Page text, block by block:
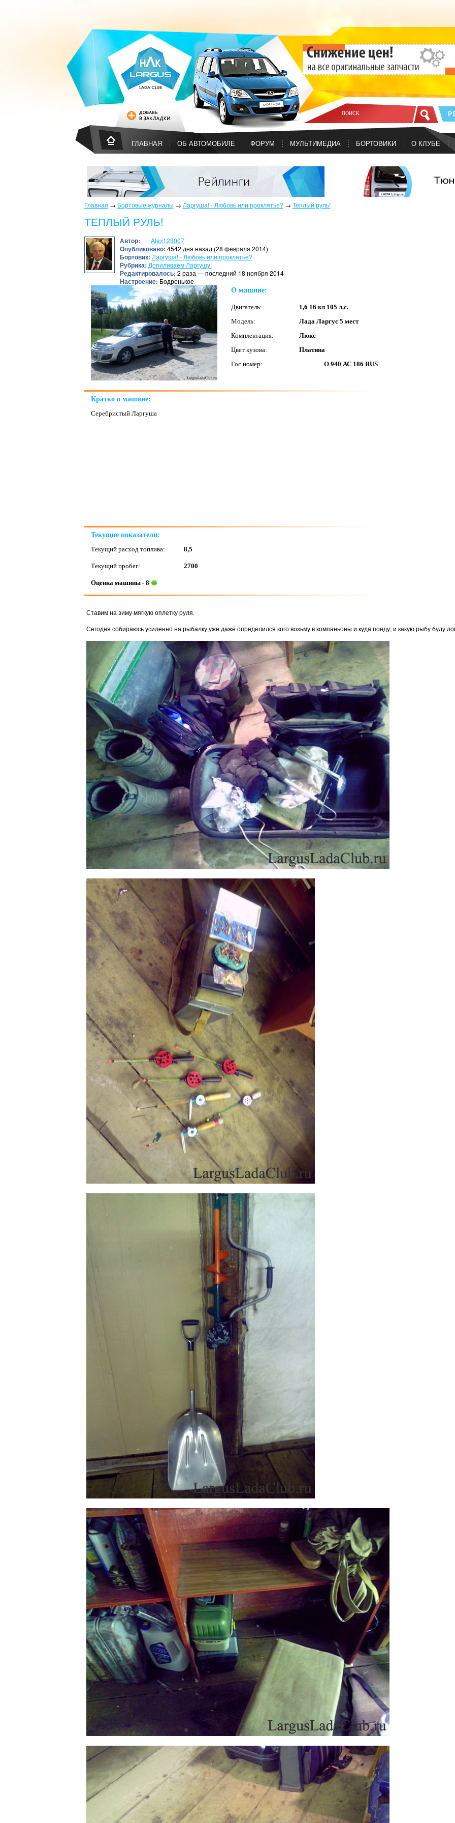
ГЛАВНАЯ ОБ АВТОМОБИЛЕ ФОРУМ МУЛЬТИМЕДИА БОРТОВИКИ О КЛУБЕ
Главная → Бортовые журналы → Ларгуша! - Любовь или проклятье? → Теплый руль!
ТЕПЛЫЙ РУЛЬ!
Автор: Alex123007
Опубликовано: 4542 дня назад (28 февраля 2014)
Бортовик: Ларгуша! - Любовь или проклятье?
Рубрика: Допиливаем Ларгушу!
Редактировалось: 2 раза — последний 18 ноября 2014
Настроение: Бодренькое
О машине:
Двигатель:
1,6 16 кл 105 л.с.
Модель:
Лада Ларгус 5 мест
Комплектация:
Люкс
Цвет кузова:
Платина
Гос номер:
О 940 АС 186 RUS
Кратко о машине:
Серебристый Ларгуша
Текущие показатели:
Текущий расход топлива:
8,5
Текущий пробег: 2700
Оценка машины - 8
Ставим на зиму мягкую оплетку руля.
Сегодня собираюсь усиленно на рыбалку,уже даже определился кого возьму в компаньоны и куда поеду, и какую рыбу буду